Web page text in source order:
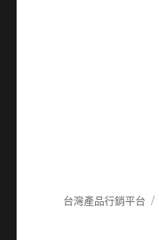
台灣產品行銷平台